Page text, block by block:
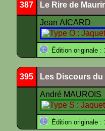
387 Le Rire de
Jean AICARD
Édition originale :
395 Les Discours
André MAUROIS
Édition originale :